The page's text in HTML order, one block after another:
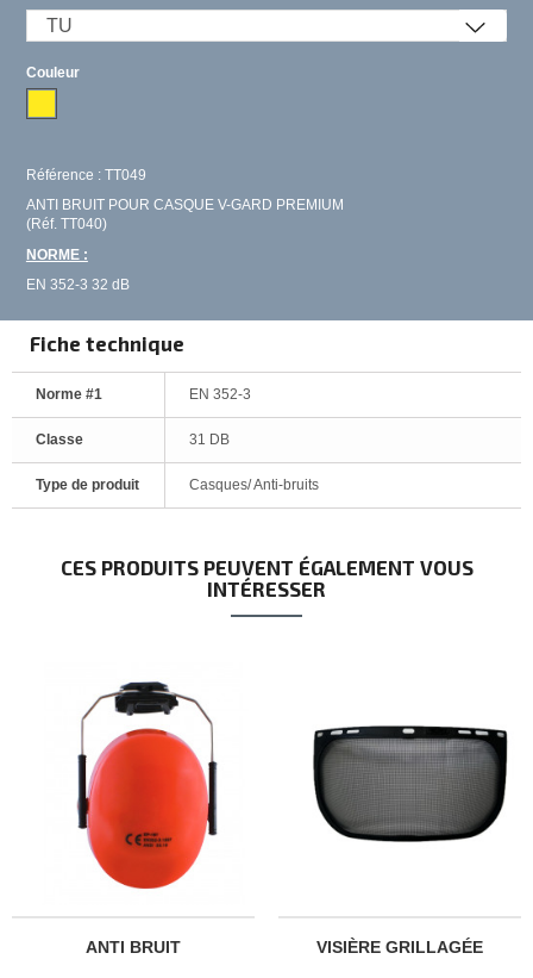
Couleur
Référence : TT049
ANTI BRUIT POUR CASQUE V-GARD PREMIUM
(Réf. TT040)
NORME :
EN 352-3 32 dB
Fiche technique
Norme #1 EN 352-3
Classe 31 DB
Type de produit Casques/ Anti-bruits
CES PRODUITS PEUVENT ÉGALEMENT VOUS
INTÉRESSER
ANTI BRUIT VISIÈRE GRILLAGÉE